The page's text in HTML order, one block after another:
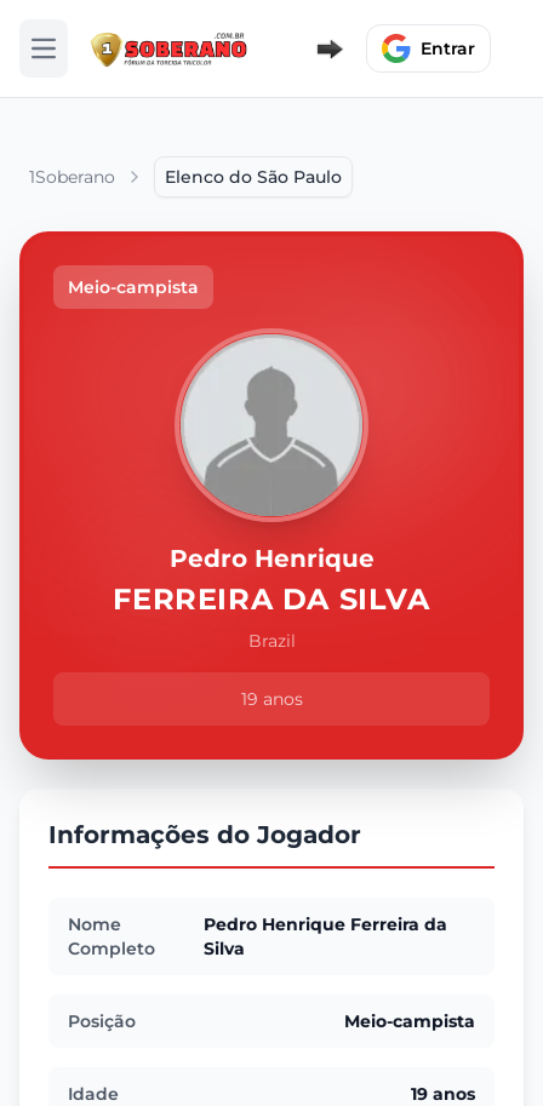
Abrir menu Entrar
1Soberano Elenco do São Paulo
Meio-campista
Pedro Henrique
FERREIRA DA SILVA
Brazil
19 anos
Informações do Jogador
Nome
Completo
Pedro Henrique Ferreira da
Silva
Posição Meio-campista
Idade 19 anos